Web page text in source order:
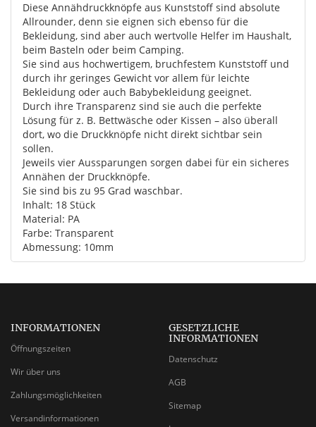
Diese Annähdruckknöpfe aus Kunststoff sind absolute
Allrounder, denn sie eignen sich ebenso für die
Bekleidung, sind aber auch wertvolle Helfer im Haushalt,
beim Basteln oder beim Camping.
Sie sind aus hochwertigem, bruchfestem Kunststoff und
durch ihr geringes Gewicht vor allem für leichte
Bekleidung oder auch Babybekleidung geeignet.
Durch ihre Transparenz sind sie auch die perfekte
Lösung für z. B. Bettwäsche oder Kissen – also überall
dort, wo die Druckknöpfe nicht direkt sichtbar sein
sollen.
Jeweils vier Aussparungen sorgen dabei für ein sicheres
Annähen der Druckknöpfe.
Sie sind bis zu 95 Grad waschbar.
Inhalt: 18 Stück
Material: PA
Farbe: Transparent
Abmessung: 10mm
INFORMATIONEN
Öffnungszeiten
Wir über uns
Zahlungsmöglichkeiten
Versandinformationen
GESETZLICHE
INFORMATIONEN
Datenschutz
AGB
Sitemap